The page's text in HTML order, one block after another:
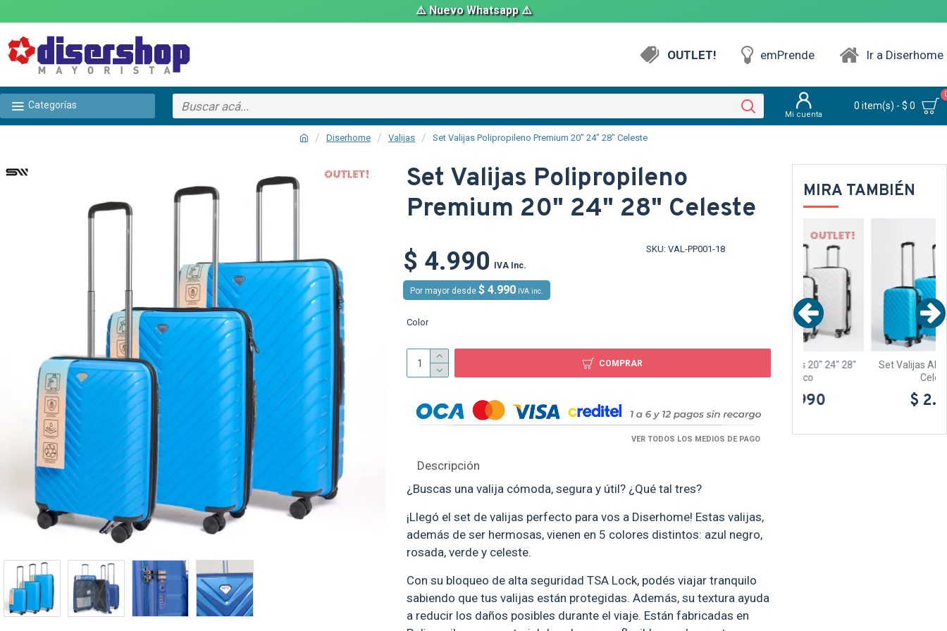
⚠️ Nuevo Whatsapp ⚠️
OUTLET! emPrende Ir a Diserhome
Categorías
Mi cuenta
0 item(s) - $ 0
Diserhome Valijas Set Valijas Polipropileno Premium 20" 24" 28" Celeste
TEXTTRANSPARENTE OUT
Set Valijas Polipropileno
Premium 20" 24" 28" Celeste
$ 4.990 IVA Inc.
SKU: VAL-PP001-18
Por mayor desde $ 4.990 IVA inc.
Color
COMPRAR
Descripción
¿Buscas una valija cómoda, segura y útil? ¿Qué tal tres?
¡Llegó el set de valijas perfecto para vos a Diserhome! Estas valijas,
además de ser hermosas, vienen en 5 colores distintos: azul negro,
rosada, verde y celeste.
Con su bloqueo de alta seguridad TSA Lock, podés viajar tranquilo
sabiendo que tus valijas están protegidas. Además, su textura ayuda
a reducir los daños posibles durante el viaje. Están fabricadas en
VER TODOS LOS MEDIOS DE PAGO
MIRA TAMBIÉN
Set Valijas Abs 20" 24" 28"
Fucsia
$ 2.990
Blanco
Set Valijas Abs 20" 24" 28"